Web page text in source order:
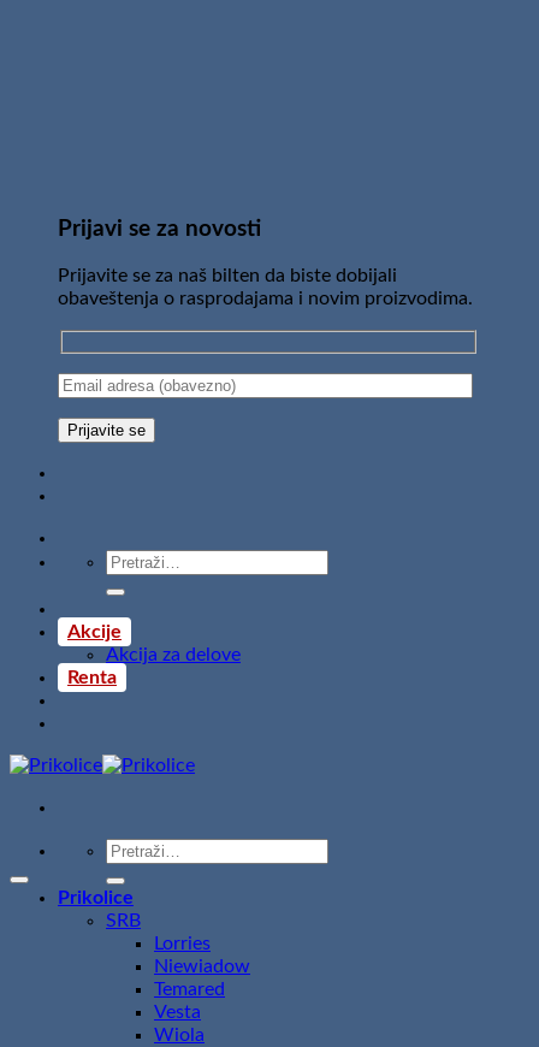
Prijavi se za novosti
Prijavite se za naš bilten da biste dobijali
obaveštenja o rasprodajama i novim proizvodima.
Pretraži:
Akcije
Akcija za delove
Renta
Pretraži:
Prikolice
SRB
Lorries
Niewiadow
Temared
Vesta
Wiola